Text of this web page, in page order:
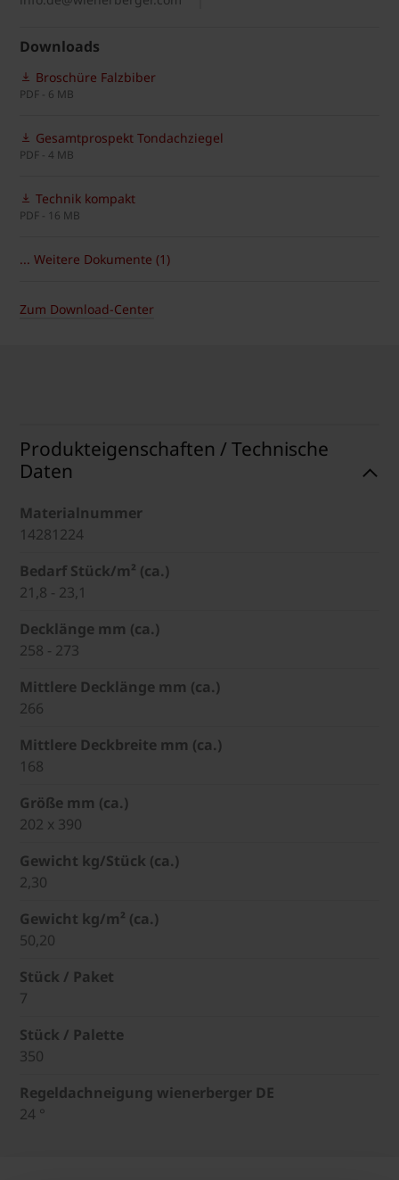
Downloads
Broschüre Falzbiber
PDF - 6 MB
Gesamtprospekt Tondachziegel
PDF - 4 MB
Technik kompakt
PDF - 16 MB
... Weitere Dokumente (1)
Zum Download-Center
Produkteigenschaften / Technische
Daten
Materialnummer
14281224
Bedarf Stück/m² (ca.)
21,8 - 23,1
Decklänge mm (ca.)
258 - 273
Mittlere Decklänge mm (ca.)
266
Mittlere Deckbreite mm (ca.)
168
Größe mm (ca.)
202 x 390
Gewicht kg/Stück (ca.)
2,30
Gewicht kg/m² (ca.)
50,20
Stück / Paket
7
Stück / Palette
350
Regeldachneigung wienerberger DE
24 °